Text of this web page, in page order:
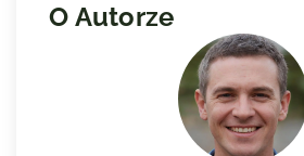
O Autorze